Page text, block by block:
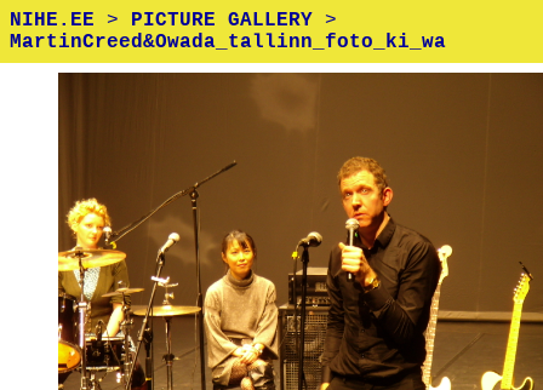
NIHE.EE > PICTURE GALLERY
>
MartinCreed&Owada_tallinn_foto_ki_wa